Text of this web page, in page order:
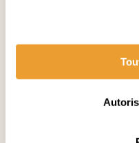
Aucun poste ne
On